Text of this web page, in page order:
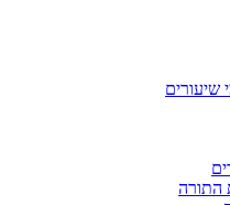
שיעורים
התורה